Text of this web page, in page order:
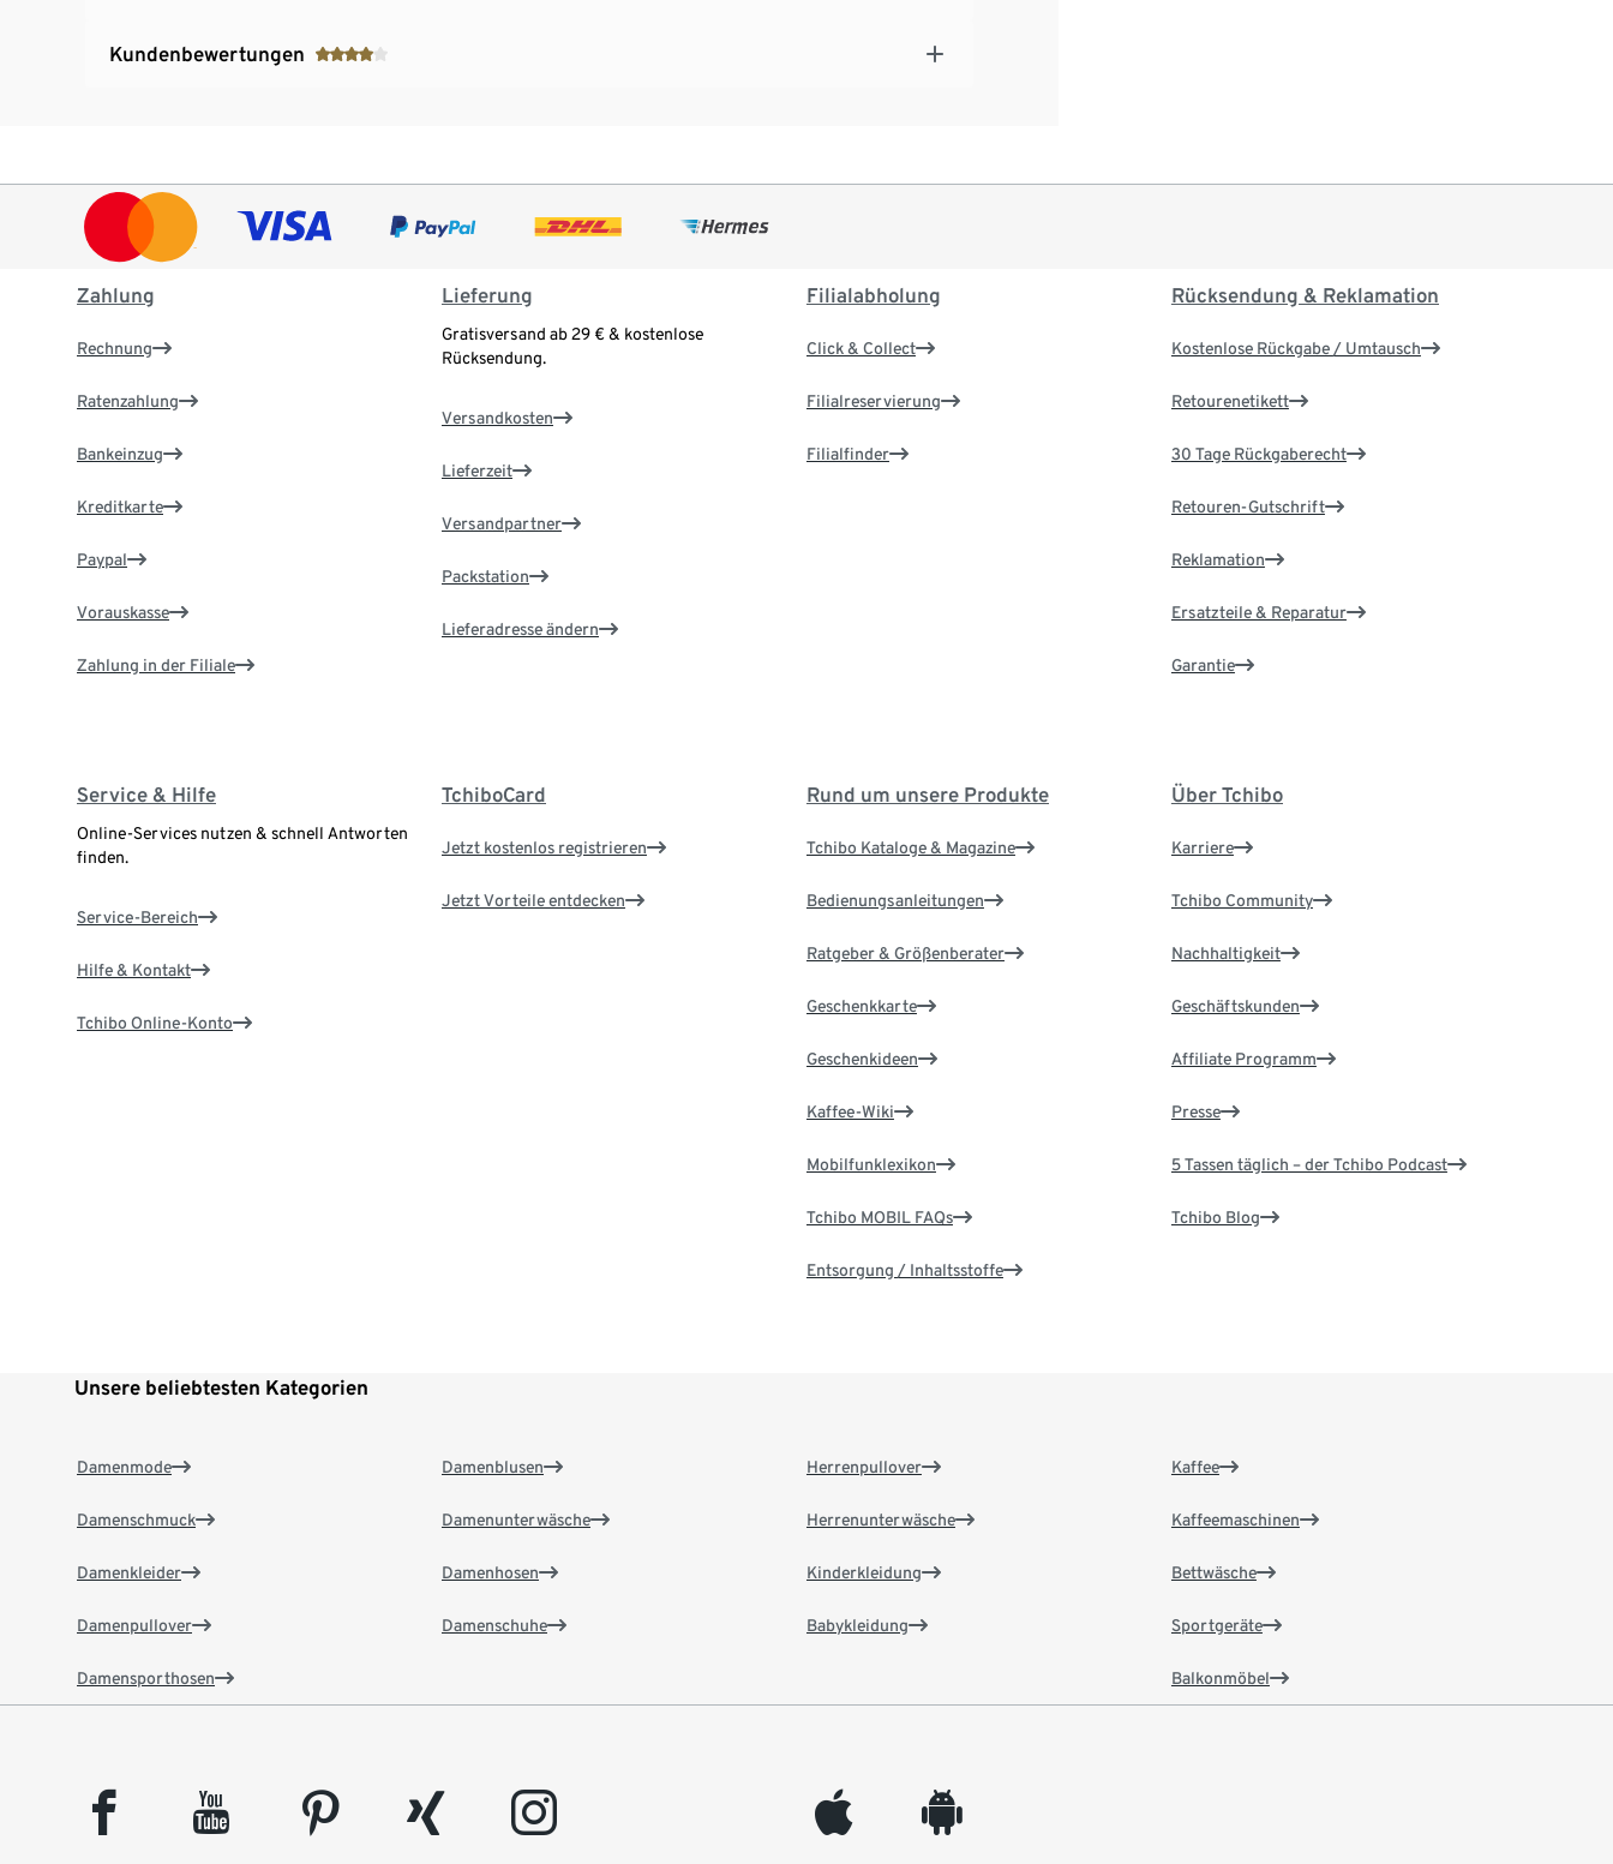
Kundenbewertungen
Zahlung
Rechnung
Ratenzahlung
Bankeinzug
Kreditkarte
Paypal
Vorauskasse
Zahlung in der Filiale
Lieferung
Gratisversand ab 29 € & kostenlose
Rücksendung.
Versandkosten
Lieferzeit
Versandpartner
Packstation
Lieferadresse ändern
Filialabholung
Click & Collect
Filialreservierung
Filialfinder
Rücksendung & Reklamation
Kostenlose Rückgabe / Umtausch
Retourenetikett
30 Tage Rückgaberecht
Retouren-Gutschrift
Reklamation
Ersatzteile & Reparatur
Garantie
Service & Hilfe
Online-Services nutzen & schnell Antworten
finden.
Service-Bereich
Hilfe & Kontakt
Tchibo Online-Konto
TchiboCard
Jetzt kostenlos registrieren
Jetzt Vorteile entdecken
Rund um unsere Produkte
Tchibo Kataloge & Magazine
Bedienungsanleitungen
Ratgeber & Größenberater
Geschenkkarte
Geschenkideen
Kaffee-Wiki
Mobilfunklexikon
Tchibo MOBIL FAQs
Entsorgung / Inhaltsstoffe
Über Tchibo
Karriere
Tchibo Community
Nachhaltigkeit
Geschäftskunden
Affiliate Programm
Presse
5 Tassen täglich – der Tchibo Podcast
Tchibo Blog
Unsere beliebtesten Kategorien
Damenmode
Damenschmuck
Damenkleider
Damenpullover
Damensporthosen
Damenblusen
Damenunterwäsche
Damenhosen
Damenschuhe
Herrenpullover
Herrenunterwäsche
Kinderkleidung
Babykleidung
Kaffee
Kaffeemaschinen
Bettwäsche
Sportgeräte
Balkonmöbel
facebook youtube pinterest xing instagram appleinc android